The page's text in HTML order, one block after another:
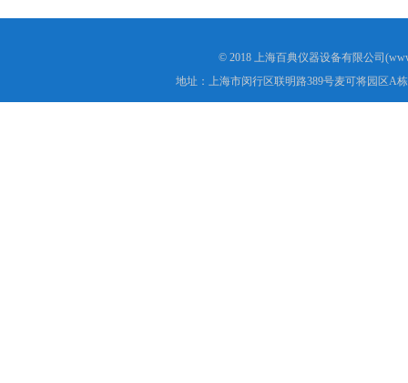
© 2018 上海百典仪器设备有限公司
地址：上海市闵行区联明路389号麦可将园区A